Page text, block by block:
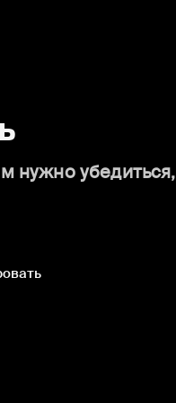
нужно убедиться,